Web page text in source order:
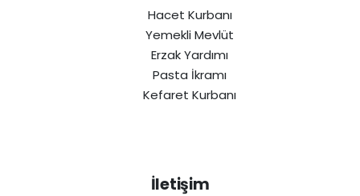
Hacet Kurbanı
Yemekli Mevlüt
Erzak Yardımı
Pasta İkramı
Kefaret Kurbanı
İletişim